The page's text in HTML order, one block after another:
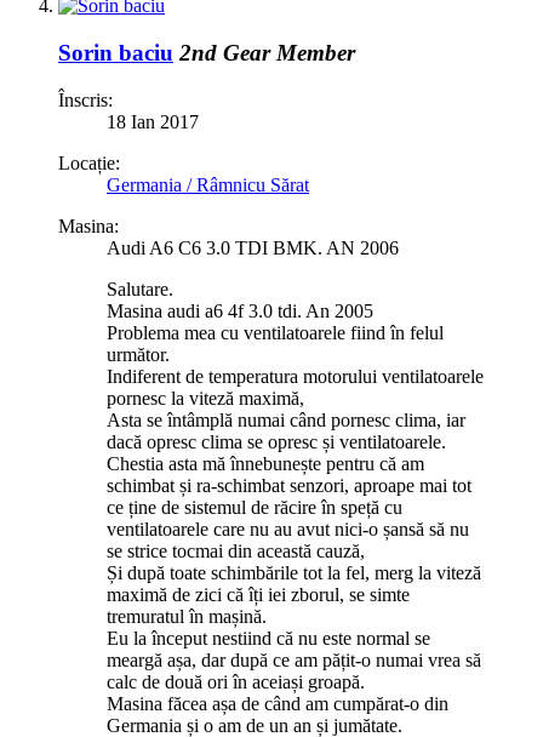
Sorin baciu 2nd Gear Member
Înscris:
18 Ian 2017
Locație:
Germania / Râmnicu Sărat
Masina:
Audi A6 C6 3.0 TDI BMK. AN 2006
Salutare.
Masina audi a6 4f 3.0 tdi. An 2005
Problema mea cu ventilatoarele fiind în felul
următor.
Indiferent de temperatura motorului ventilatoarele
pornesc la viteză maximă,
Asta se întâmplă numai când pornesc clima, iar
dacă opresc clima se opresc și ventilatoarele.
Chestia asta mă înnebunește pentru că am
schimbat și ra-schimbat senzori, aproape mai tot
ce ține de sistemul de răcire în speță cu
ventilatoarele care nu au avut nici-o șansă să nu
se strice tocmai din această cauză,
Și după toate schimbările tot la fel, merg la viteză
maximă de zici că îți iei zborul, se simte
tremuratul în mașină.
Eu la început nestiind că nu este normal se
meargă așa, dar după ce am pățit-o numai vrea să
calc de două ori în aceiași groapă.
Masina făcea așa de când am cumpărat-o din
Germania și o am de un an și jumătate.